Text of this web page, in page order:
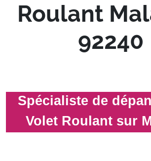
Roulant
92240
Spécialiste de
Volet Roulant sur